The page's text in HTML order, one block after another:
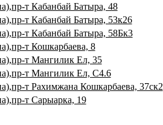
т Кабанбай Батыра, 48
т Кабанбай Батыра, 53к26
т Кабанбай Батыра, 58Бк3
т Кошкарбаева, 8
т Мангилик Ел, 35
т Мангилик Ел, С4.6
т Рахимжана Кошкарбаева, 37ск2
т Сарыарка, 19